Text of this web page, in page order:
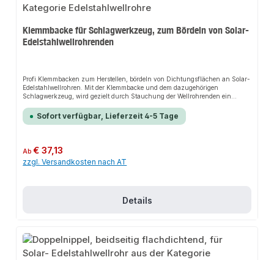
Klemmbacke für Schlagwerkzeug, zum Bördeln von Solar-
Edelstahlwellrohrenden
Profi Klemmbacken zum Herstellen, bördeln von Dichtungsflächen an Solar-
Edelstahlwellrohren. Mit der Klemmbacke und dem dazugehörigen
Schlagwerkzeug, wird gezielt durch Stauchung der Wellrohrenden ein
erforderlich ist. Dazu werden benötigt, die geeignete Klemmbacke und das
Schlagwerkzeug. Der Einsatz des Werkzeuges beschleunigt den gesamten
Wellrohres, müssen sie die Klemmbacke auswählen.
Sofort verfügbar, Lieferzeit 4-5 Tage
Regulärer Preis:
Ab€ 37,13
zzgl. Versandkosten nach AT
Details